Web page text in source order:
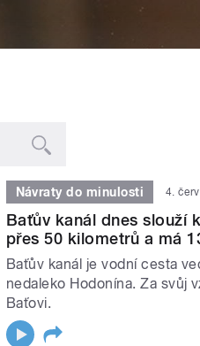
Návraty do minulosti 4.
Baťův kanál dnes slouží
přes 50 kilometrů a má
Baťův kanál je vodní cesta
nedaleko Hodonína. Za svůj
Baťovi.